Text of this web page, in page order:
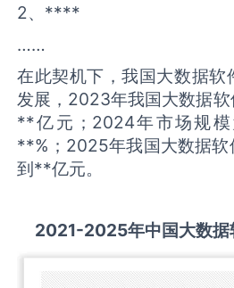
2、****
……
在此契机下，我国大数据软
发展，2023年我国大数据
**亿元；2024年市场规
**%；2025年我国大数据软
到**亿元。
2021-2025年中国大数